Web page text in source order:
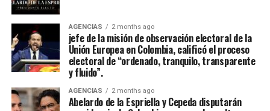
AGENCIAS 2 months ago
jefe de la misión de observación electoral de la
Unión Europea en Colombia, calificó el proceso
electoral de “ordenado, tranquilo, transparente
y fluido”.
AGENCIAS 2 months ago
Abelardo de la Espriella y Cepeda disputarán